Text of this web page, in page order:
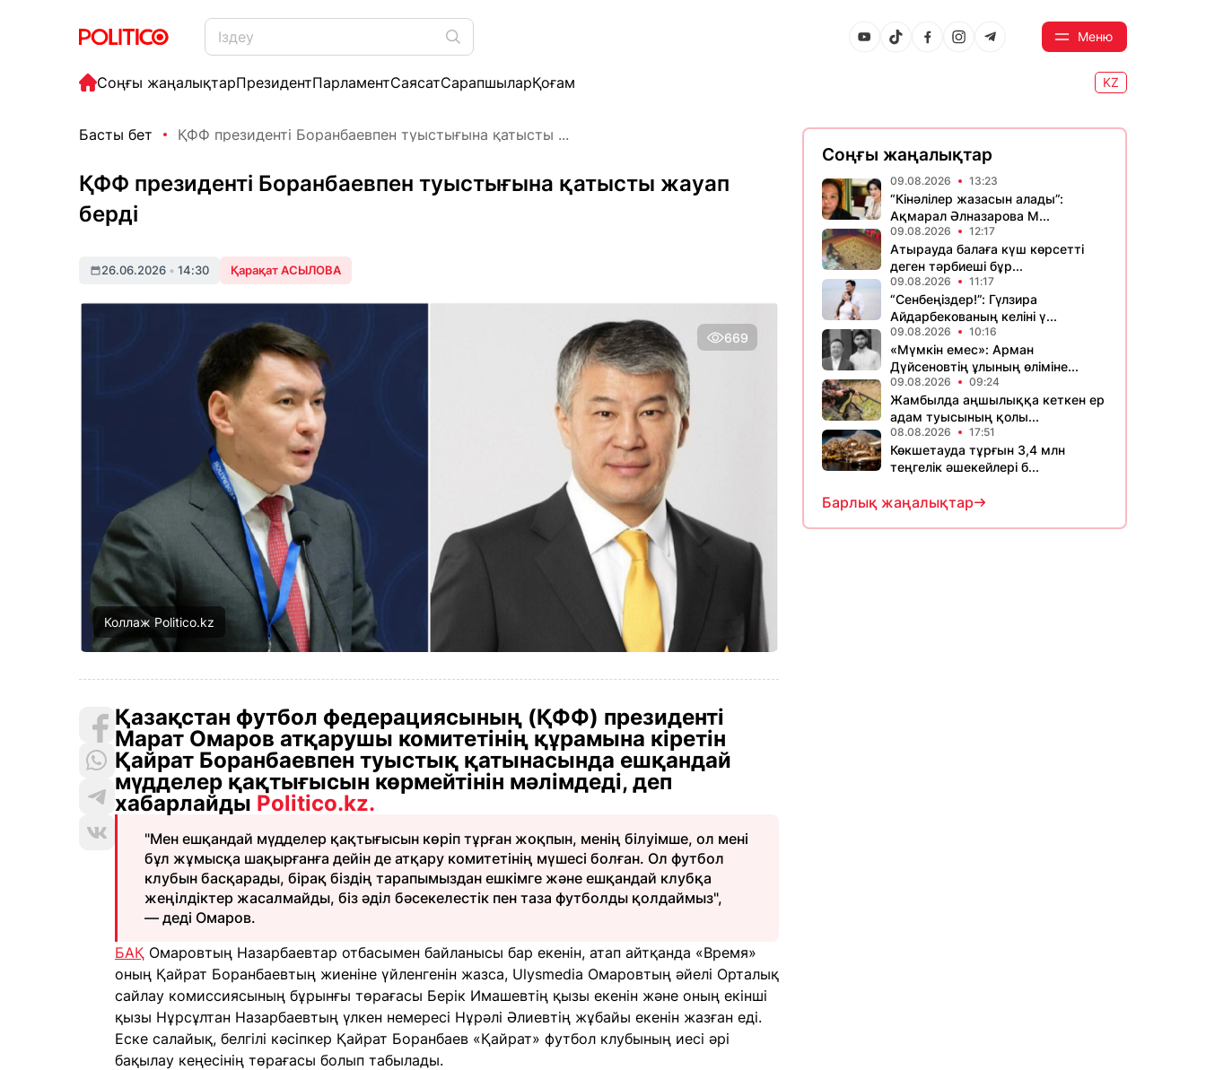
Меню
Соңғы жаңалықтарПрезидентПарламентСаясатСарапшыларҚоғам KZ
Басты бет ҚФФ президенті Боранбаевпен туыстығына қатысты ...
ҚФФ президенті Боранбаевпен туыстығына қатысты жауап
берді
26.06.2026 • 14:30 Қарақат АСЫЛОВА
669
Коллаж Politico.kz
Қазақстан футбол федерациясының (ҚФФ) президенті
Марат Омаров атқарушы комитетінің құрамына кіретін
Қайрат Боранбаевпен туыстық қатынасында ешқандай
мүдделер қақтығысын көрмейтінін мәлімдеді, деп
хабарлайды Politico.kz.
"Мен ешқандай мүдделер қақтығысын көріп тұрған жоқпын, менің білуімше, ол мені
бұл жұмысқа шақырғанға дейін де атқару комитетінің мүшесі болған. Ол футбол
клубын басқарады, бірақ біздің тарапымыздан ешкімге және ешқандай клубқа
жеңілдіктер жасалмайды, біз әділ бәсекелестік пен таза футболды қолдаймыз",
— деді Омаров.
БАҚ Омаровтың Назарбаевтар отбасымен байланысы бар екенін, атап айтқанда «Время»
оның Қайрат Боранбаевтың жиеніне үйленгенін жазса, Ulysmedia Омаровтың әйелі Орталық
сайлау комиссиясының бұрынғы төрағасы Берік Имашевтің қызы екенін және оның екінші
қызы Нұрсұлтан Назарбаевтың үлкен немересі Нұрәлі Әлиевтің жұбайы екенін жазған еді.
Еске салайық, белгілі кәсіпкер Қайрат Боранбаев «Қайрат» футбол клубының иесі әрі
бақылау кеңесінің төрағасы болып табылады.
Соңғы жаңалықтар
09.08.2026 13:23
“Кінәлілер жазасын алады”:
Ақмарал Әлназарова М...
09.08.2026 12:17
Атырауда балаға күш көрсетті
деген тәрбиеші бұр...
09.08.2026 11:17
“Сенбеңіздер!”: Гүлзира
Айдарбекованың келіні ү...
09.08.2026 10:16
«Мүмкін емес»: Арман
Дүйсеновтің ұлының өліміне...
09.08.2026 09:24
Жамбылда аңшылыққа кеткен ер
адам туысының қолы...
08.08.2026 17:51
Көкшетауда тұрғын 3,4 млн
теңгелік әшекейлері б...
Барлық жаңалықтар